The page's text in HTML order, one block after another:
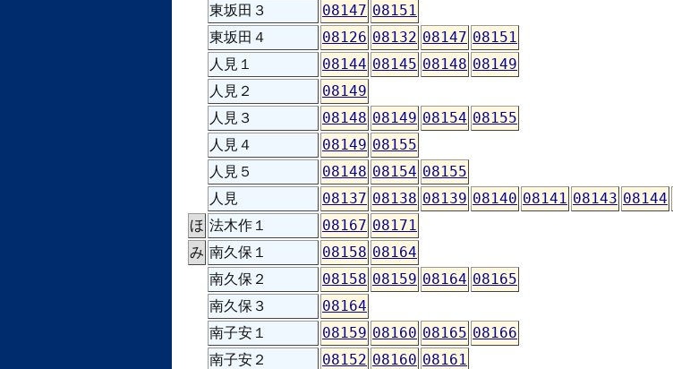
東坂田３
08147 08151
東坂田４
08126 08132 08147 08151
人見１
08144 08145 08148 08149
人見２
08149
人見３
08148 08149 08154 08155
人見４
08149 08155
人見５
08148 08154 08155
人見
08137 08138 08139 08140 08141 08143 08144
ほ 法木作１ 08167 08171
み 南久保１ 08158 08164
南久保２
08158 08159 08164 08165
南久保３
08164
南子安１
08159 08160 08165 08166
南子安２
08152 08160 08161